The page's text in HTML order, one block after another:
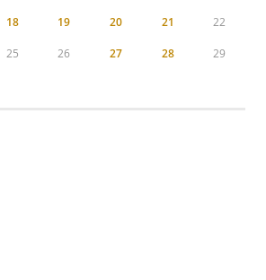
18 19 20 21 22
25 26 27 28 29